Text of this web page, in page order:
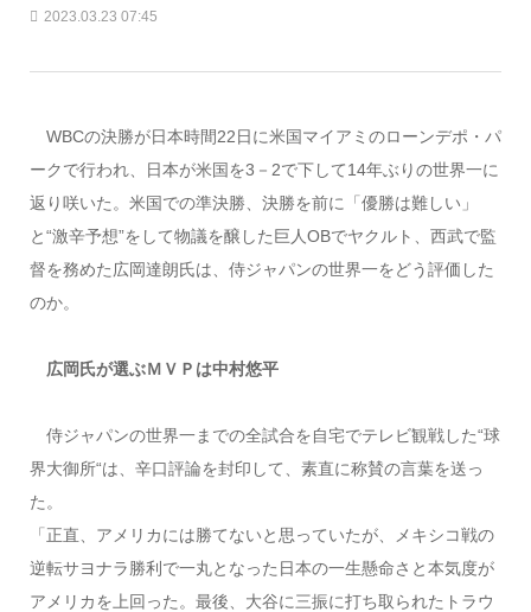
2023.03.23 07:45
WBCの決勝が日本時間22日に米国マイアミのローンデポ・パ
ークで行われ、日本が米国を3－2で下して14年ぶりの世界一に
返り咲いた。米国での準決勝、決勝を前に「優勝は難しい」
と“激辛予想”をして物議を醸した巨人OBでヤクルト、西武で監
督を務めた広岡達朗氏は、侍ジャパンの世界一をどう評価した
のか。
広岡氏が選ぶＭＶＰは中村悠平
侍ジャパンの世界一までの全試合を自宅でテレビ観戦した“球
界大御所“は、辛口評論を封印して、素直に称賛の言葉を送っ
た。
「正直、アメリカには勝てないと思っていたが、メキシコ戦の
逆転サヨナラ勝利で一丸となった日本の一生懸命さと本気度が
アメリカを上回った。最後、大谷に三振に打ち取られたトラウ